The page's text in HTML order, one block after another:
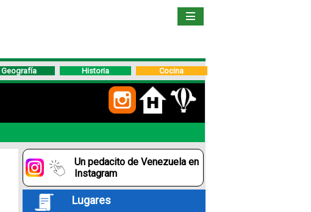
Geografía Historia Cocina
Un pedacito de Venezuela en
Instagram
Lugares